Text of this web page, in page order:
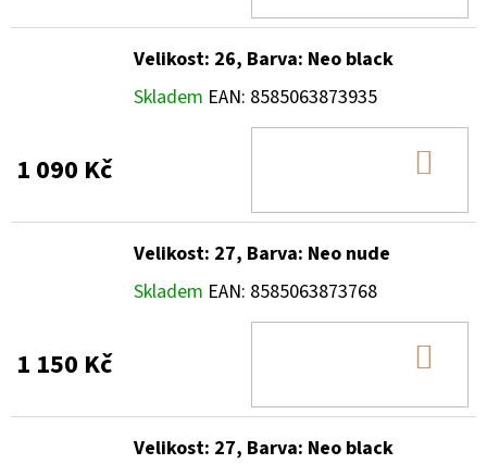
Velikost: 26, Barva: Neo black
Skladem EAN: 8585063873935
1 090 Kč
Velikost: 27, Barva: Neo nude
Skladem EAN: 8585063873768
1 150 Kč
Velikost: 27, Barva: Neo black